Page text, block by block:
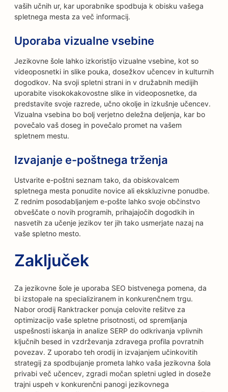
vaših učnih ur, kar uporabnike spodbuja k obisku vašega
spletnega mesta za več informacij.
Uporaba vizualne vsebine
Jezikovne šole lahko izkoristijo vizualne vsebine, kot so
videoposnetki in slike pouka, dosežkov učencev in kulturnih
dogodkov. Na svoji spletni strani in v družabnih medijih
uporabite visokokakovostne slike in videoposnetke, da
predstavite svoje razrede, učno okolje in izkušnje učencev.
Vizualna vsebina bo bolj verjetno deležna deljenja, kar bo
povečalo vaš doseg in povečalo promet na vašem
spletnem mestu.
Izvajanje e-poštnega trženja
Ustvarite e-poštni seznam tako, da obiskovalcem
spletnega mesta ponudite novice ali ekskluzivne ponudbe.
Z rednim posodabljanjem e-pošte lahko svoje občinstvo
obveščate o novih programih, prihajajočih dogodkih in
nasvetih za učenje jezikov ter jih tako usmerjate nazaj na
vaše spletno mesto.
Zaključek
Za jezikovne šole je uporaba SEO bistvenega pomena, da
bi izstopale na specializiranem in konkurenčnem trgu.
Nabor orodij Ranktracker ponuja celovite rešitve za
optimizacijo vaše spletne prisotnosti, od spremljanja
uspešnosti iskanja in analize SERP do odkrivanja vplivnih
ključnih besed in vzdrževanja zdravega profila povratnih
povezav. Z uporabo teh orodij in izvajanjem učinkovitih
strategij za spodbujanje prometa lahko vaša jezikovna šola
privabi več učencev, zgradi močan spletni ugled in doseže
trajni uspeh v konkurenčni panogi jezikovnega